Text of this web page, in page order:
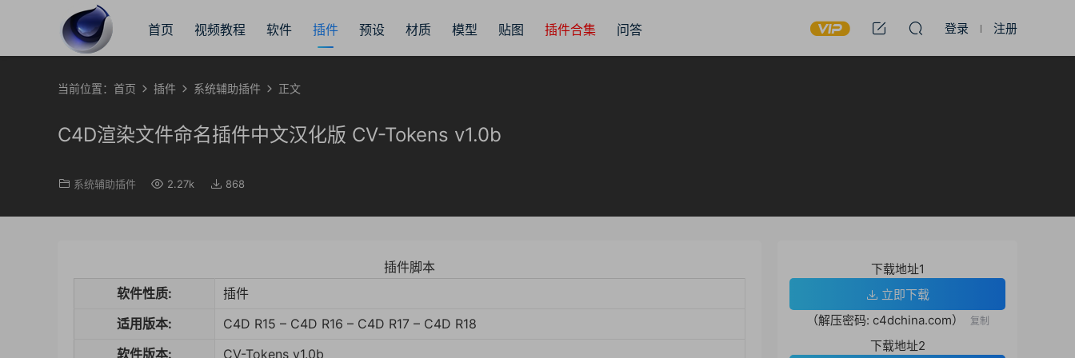
首页 视频教程 软件 插件 预设 材质 模型 贴图 插件合集 问答 登录 注册
当前位置： 首页 插件 系统辅助插件 正文
C4D渲染文件命名插件中文汉化版 CV-Tokens v1.0b
系统辅助插件 2.27k 868
插件脚本
软件性质:
插件
适用版本:
C4D R15 – C4D R16 – C4D R17 – C4D R18
软件版本:
CV-Tokens v1.0b
下载地址1
立即下载
（解压密码: c4dchina.com）
复制
下载地址2